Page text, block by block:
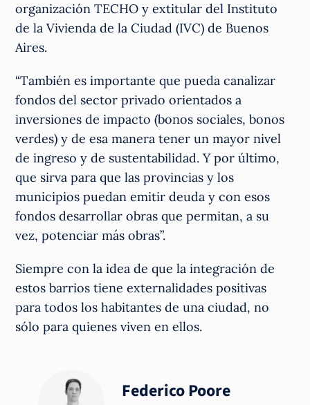
organización TECHO y extitular del Instituto
de la Vivienda de la Ciudad (IVC) de Buenos
Aires.
“También es importante que pueda canalizar
fondos del sector privado orientados a
inversiones de impacto (bonos sociales, bonos
verdes) y de esa manera tener un mayor nivel
de ingreso y de sustentabilidad. Y por último,
que sirva para que las provincias y los
municipios puedan emitir deuda y con esos
fondos desarrollar obras que permitan, a su
vez, potenciar más obras”.
Siempre con la idea de que la integración de
estos barrios tiene externalidades positivas
para todos los habitantes de una ciudad, no
sólo para quienes viven en ellos.
Federico Poore